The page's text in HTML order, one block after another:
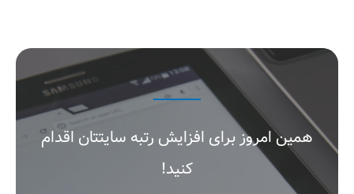
همین امروز برای افزایش رتبه سایتتان اقدام
کنید!